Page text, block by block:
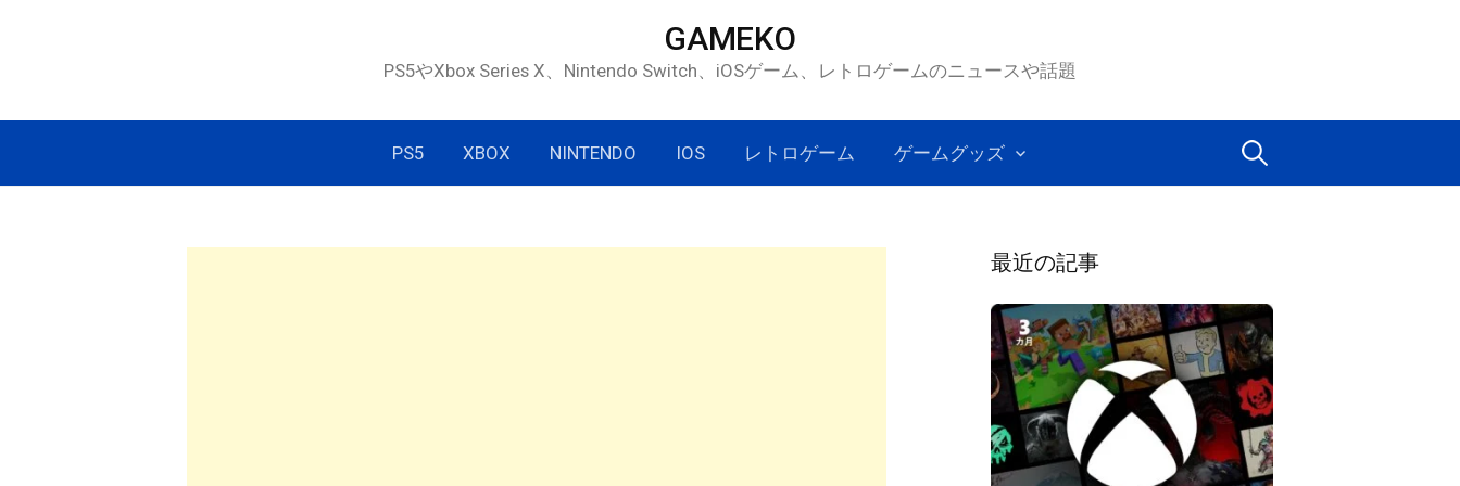
GAMEKO
PS5やXbox Series X、Nintendo Switch、iOSゲーム、レトロゲームのニュースや話題
PS5 XBOX NINTENDO IOS レトロゲーム ゲームグッズ 検
最近の記事